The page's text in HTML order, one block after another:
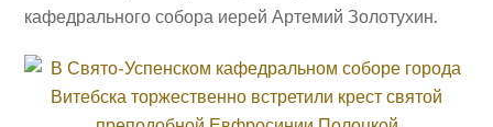
кафедрального собора иерей Артемий Золотухин.